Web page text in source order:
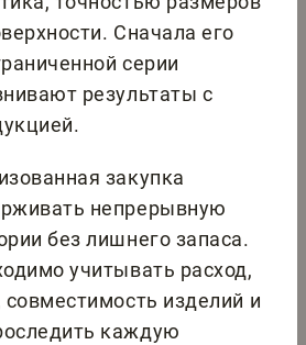
Сначала его
серии
результаты с
закупка
непрерывную
без лишнего запаса.
учитывать расход,
совместимость изделий и
каждую